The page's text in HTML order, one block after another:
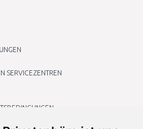
SERVICEZENTREN